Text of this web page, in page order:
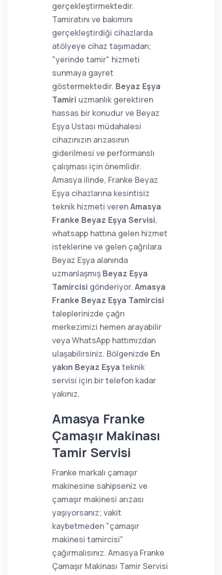
gerçekleştirmektedir.
Tamiratını ve bakımını
gerçekleştirdiği cihazlarda
atölyeye cihaz taşımadan;
"yerinde tamir" hizmeti
sunmaya gayret
göstermektedir. Beyaz Eşya
Tamiri uzmanlık gerektiren
hassas bir konudur ve Beyaz
Eşya Ustası müdahalesi
cihazınızın arızasının
giderilmesi ve performanslı
çalışması için önemlidir.
Amasya ilinde, Franke Beyaz
Eşya cihazlarına kesintisiz
teknik hizmeti verenAmasya
Franke Beyaz Eşya Servisi,
whatsapp hattına gelen hizmet
isteklerine ve gelen çağrılara
Beyaz Eşya alanında
uzmanlaşmış Beyaz Eşya
Tamircisi gönderiyor. Amasya
Franke Beyaz Eşya Tamircisi
taleplerinizde çağrı
merkezimizi hemen arayabilir
veya WhatsApp hattımızdan
ulaşabilirsiniz. Bölgenizde En
yakın Beyaz Eşya teknik
servisi için bir telefon kadar
yakınız.
Amasya Franke
Çamaşır Makinası
Tamir Servisi
Franke markalı çamaşır
makinesine sahipseniz ve
çamaşır makinesi arızası
yaşıyorsanız; vakit
kaybetmeden "çamaşır
makinesi tamircisi"
çağırmalısınız. Amasya Franke
Çamaşır Makinası Tamir Servisi